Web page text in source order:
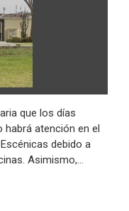
que los días
habrá atención en el
debido a
Asimismo,…